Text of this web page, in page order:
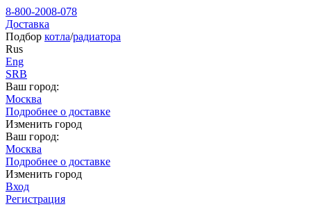
8-800-2008-078
Доставка
Подбор котла/радиатора
Rus
Eng
SRB
Ваш город:
Москва
Подробнее о доставке
Изменить город
Ваш город:
Москва
Подробнее о доставке
Изменить город
Вход
Регистрация